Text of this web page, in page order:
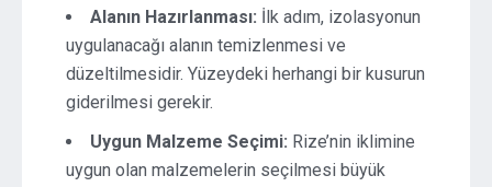
Alanın Hazırlanması: İlk adım, izolasyonun
uygulanacağı alanın temizlenmesi ve
düzeltilmesidir. Yüzeydeki herhangi bir kusurun
giderilmesi gerekir.
Uygun Malzeme Seçimi: Rize’nin iklimine
uygun olan malzemelerin seçilmesi büyük